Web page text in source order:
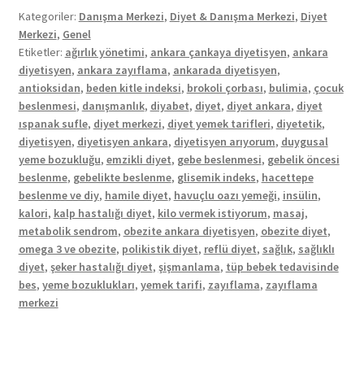
Kategoriler: Danışma Merkezi, Diyet & Danışma Merkezi, Diyet
Merkezi, Genel
Etiketler: ağırlık yönetimi, ankara çankaya diyetisyen, ankara
diyetisyen, ankara zayıflama, ankarada diyetisyen,
antioksidan, beden kitle indeksi, brokoli çorbası, bulimia, çocuk
beslenmesi, danışmanlık, diyabet, diyet, diyet ankara, diyet
ıspanak sufle, diyet merkezi, diyet yemek tarifleri, diyetetik,
diyetisyen, diyetisyen ankara, diyetisyen arıyorum, duygusal
yeme bozukluğu, emzikli diyet, gebe beslenmesi, gebelik öncesi
beslenme, gebelikte beslenme, glisemik indeks, hacettepe
beslenme ve diy, hamile diyet, havuçlu oazı yemeği, insülin,
kalori, kalp hastalığı diyet, kilo vermek istiyorum, masaj,
metabolik sendrom, obezite ankara diyetisyen, obezite diyet,
omega 3 ve obezite, polikistik diyet, reflü diyet, sağlık, sağlıklı
diyet, şeker hastalığı diyet, şişmanlama, tüp bebek tedavisinde
bes, yeme bozuklukları, yemek tarifi, zayıflama, zayıflama
merkezi